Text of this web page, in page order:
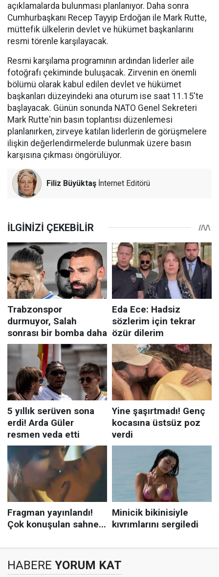
açıklamalarda bulunması planlanıyor. Daha sonra
Cumhurbaşkanı Recep Tayyip Erdoğan ile Mark Rutte,
müttefik ülkelerin devlet ve hükümet başkanlarını
resmi törenle karşılayacak.
Resmi karşılama programının ardından liderler aile
fotoğrafı çekiminde buluşacak. Zirvenin en önemli
bölümü olarak kabul edilen devlet ve hükümet
başkanları düzeyindeki ana oturum ise saat 11.15'te
başlayacak. Günün sonunda NATO Genel Sekreteri
Mark Rutte'nin basın toplantısı düzenlemesi
planlanırken, zirveye katılan liderlerin de görüşmelere
ilişkin değerlendirmelerde bulunmak üzere basın
karşısına çıkması öngörülüyor.
Filiz Büyüktaş İnternet Editörü
HABERE YORUM KAT